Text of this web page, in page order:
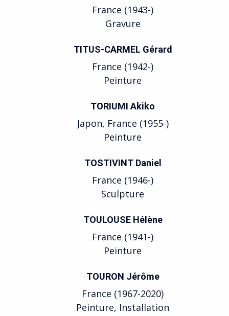
France (1943-)
Gravure
TITUS-CARMEL Gérard
France (1942-)
Peinture
TORIUMI Akiko
Japon, France (1955-)
Peinture
TOSTIVINT Daniel
France (1946-)
Sculpture
TOULOUSE Hélène
France (1941-)
Peinture
TOURON Jérôme
France (1967-2020)
Peinture, Installation